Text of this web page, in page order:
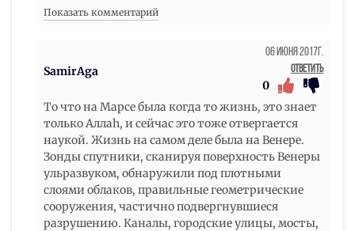
Показать комментарий
SamirAga
06 Июня 2017г.
Ответить
0
То что на Марсе была когда то жизнь, это знает
только Аллаh, и сейчас это тоже отвергается
наукой. Жизнь на самом деле была на Венере.
Зонды спутники, сканируя поверхность Венеры
ульразвуком, обнаружили под плотными
слоями облаков, правильные геометрические
сооружения, частично подвергнувшиеся
разрушению. Каналы, городские улицы, мосты,